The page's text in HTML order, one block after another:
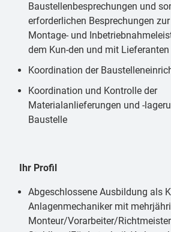
Baustellenbesprechungen und
erforderlichen Besprechungen
Montage- und
dem Kun-den und mit Lieferanten
Koordination der
Koordination und Kontrolle der
Materialanlieferungen und -
Baustelle
Ihr Profil
Abgeschlossene Ausbildung als
Anlagenmechaniker mit
Monteur/Vorarbeiter/